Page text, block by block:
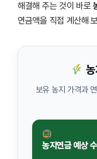
해결해 주는 것이 바로
연금액을 직접 계산해
보유 농지 가격과
농지연금 예상